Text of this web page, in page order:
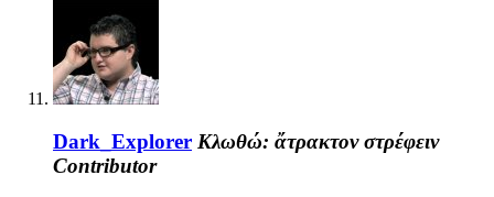
Dark_Explorer Κλωθώ: ἄτρακτον στρέφειν
Contributor